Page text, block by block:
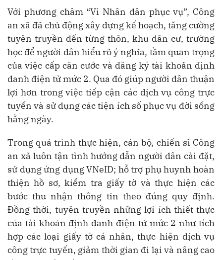
Với phương châm “Vì Nhân dân phục vụ”, Công
an xã đã chủ động xây dựng kế hoạch, tăng cường
tuyên truyền đến từng thôn, khu dân cư, trường
học để người dân hiểu rõ ý nghĩa, tầm quan trọng
của việc cấp căn cước và đăng ký tài khoản định
danh điện tử mức 2. Qua đó giúp người dân thuận
lợi hơn trong việc tiếp cận các dịch vụ công trực
tuyến và sử dụng các tiện ích số phục vụ đời sống
hằng ngày.
Trong quá trình thực hiện, cán bộ, chiến sĩ Công
an xã luôn tận tình hướng dẫn người dân cài đặt,
sử dụng ứng dụng VNeID; hỗ trợ phụ huynh hoàn
thiện hồ sơ, kiểm tra giấy tờ và thực hiện các
bước thu nhận thông tin theo đúng quy định.
Đồng thời, tuyên truyền những lợi ích thiết thực
của tài khoản định danh điện tử mức 2 như tích
hợp các loại giấy tờ cá nhân, thực hiện dịch vụ
công trực tuyến, giảm thời gian đi lại và nâng cao